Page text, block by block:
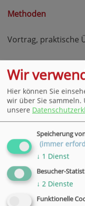
Methoden
Vortrag, praktische
Wir
Hier können Sie
wir über Sie sammeln.
unsere
Speicherung
(immer
↓ 1 Dienst
Besucher-
↓ 2 Dienste
Funktionelle